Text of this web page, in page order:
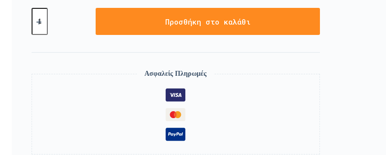
Προσθήκη στο καλάθι
Ασφαλείς Πληρωμές